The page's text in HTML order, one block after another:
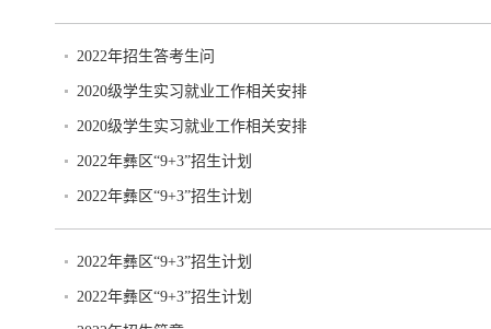
2022年招生答考生问
2020级学生实习就业工作相关安排
2020级学生实习就业工作相关安排
2022年彝区“9+3”招生计划
2022年彝区“9+3”招生计划
2022年彝区“9+3”招生计划
2022年彝区“9+3”招生计划